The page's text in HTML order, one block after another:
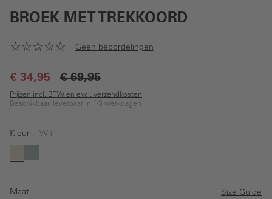
BROEK MET TREKKOORD
Geen beoordelingen
€ 34,95 € 69,95
Prijzen incl. BTW en excl. verzendkosten
Beschikbaar, leverbaar in 1-3 werkdagen
Kleur Wit
WitTurquoise
Maat Size Guide